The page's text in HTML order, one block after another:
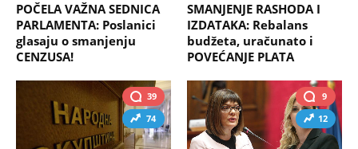
POČELA VAŽNA SEDNICA
PARLAMENTA: Poslanici
glasaju o smanjenju
CENZUSA!
SMANJENJE RASHODA I
IZDATAKA: Rebalans
budžeta, uračunato i
POVEĆANJE PLATA
39
74
9
12